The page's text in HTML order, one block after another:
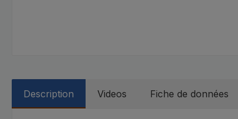
Description Videos Fiche de données